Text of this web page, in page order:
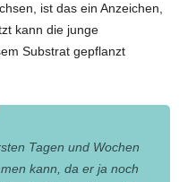
ist das ein Anzeichen,
kann die junge
Substrat gepflanzt
Tagen und Wochen
kann, da er ja noch